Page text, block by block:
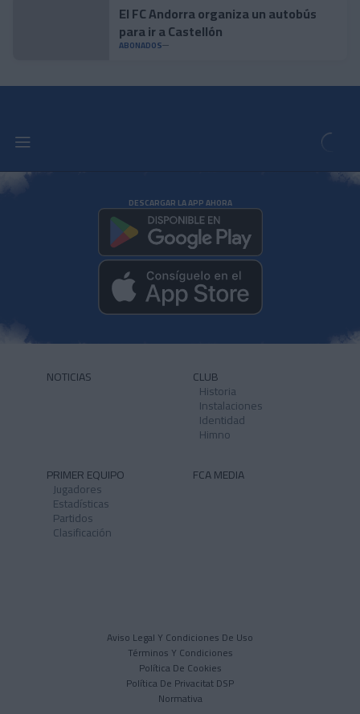
El FC Andorra organiza un autobús
para ir a Castellón
ABONADOS
DESCARGAR LA APP AHORA
NOTICIAS CLUB
Historia
Instalaciones
Identidad
Himno
PRIMER EQUIPO
Jugadores
Estadísticas
Partidos
Clasificación
FCA MEDIA
Aviso Legal Y Condiciones De Uso
Términos Y Condiciones
Política De Cookies
Política De Privacitat DSP
Normativa